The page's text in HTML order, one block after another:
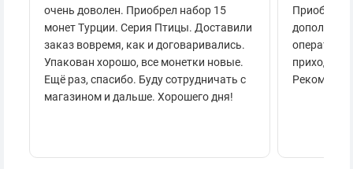
очень доволен. Приобрел набор 15
монет Турции. Серия Птицы. Доставили
заказ вовремя, как и договаривались.
Упакован хорошо, все монетки новые.
Ещё раз, спасибо. Буду сотрудничать с
магазином и дальше. Хорошего дня!
приходило